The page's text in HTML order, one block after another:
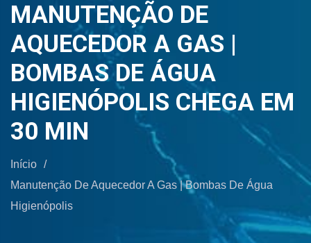
MANUTENÇÃO DE
AQUECEDOR A GAS |
BOMBAS DE ÁGUA
HIGIENÓPOLIS CHEGA EM
30 MIN
Início /
Manutenção De Aquecedor A Gas | Bombas De Água
Higienópolis